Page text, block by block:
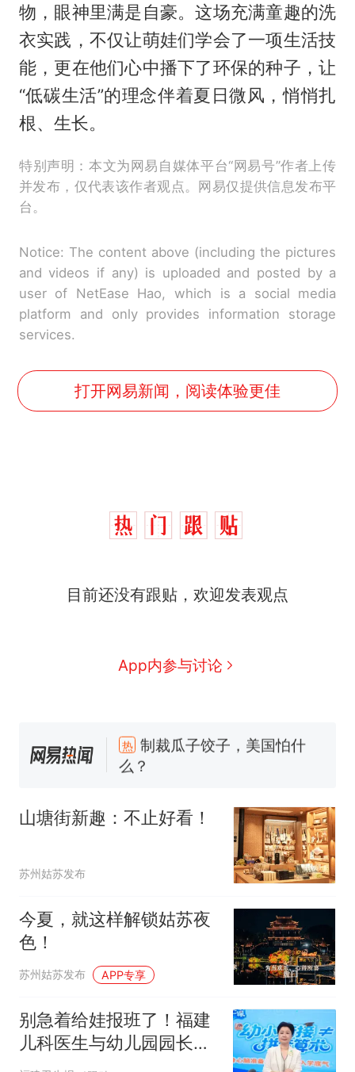
物，眼神里满是自豪。这场充满童趣的洗
衣实践，不仅让萌娃们学会了一项生活技
能，更在他们心中播下了环保的种子，让
“低碳生活”的理念伴着夏日微风，悄悄扎
根、生长。
特别声明：本文为网易自媒体平台“网易号”作者上传
并发布，仅代表该作者观点。网易仅提供信息发布平
台。
Notice: The content above (including the pictures
and videos if any) is uploaded and posted by a
user of NetEase Hao, which is a social media
platform and only provides information storage
services.
打开网易新闻，阅读体验更佳
目前还没有跟贴，欢迎发表观点
App内参与讨论
热 制裁瓜子饺子，美国怕什
么？
号，仅凭视频评出？中国烹饪
协会回应
男子上山采菌偶然发现鸡枞菌
窝，原地守1天等它长大：挖了
美国渔民钓获鲨鱼徒手将其拽
来源：参考消息）
笔试第一被第二名传话劝弃考
惊艳！字都飘起来了 博主在田
间创作“悬浮字” 网友：真·裸眼
么？
山塘街新趣：不止好看！
苏州姑苏发布
今夏，就这样解锁姑苏夜
色！
苏州姑苏发布 APP专享
别急着给娃报班了！福建
儿科医生与幼儿园园长戳
破真相：拼的不是抢跑，